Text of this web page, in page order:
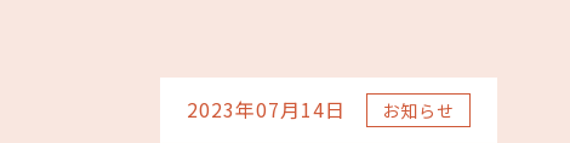
2023年07月14日 お知らせ